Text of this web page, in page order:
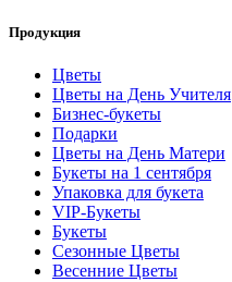
Продукция
Цветы
Цветы на День Учителя
Бизнес-букеты
Подарки
Цветы на День Матери
Букеты на 1 сентября
Упаковка для букета
VIP-Букеты
Букеты
Сезонные Цветы
Весенние Цветы